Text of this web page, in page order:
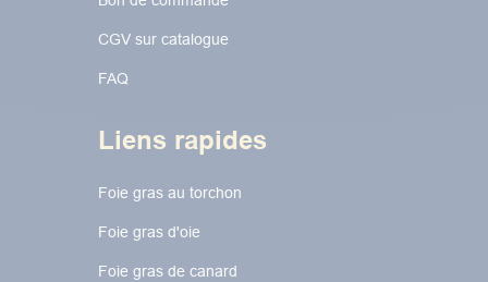
CGV sur catalogue
FAQ
Liens rapides
Foie gras au torchon​​​​
Foie gras d'oie
Foie gras de canard